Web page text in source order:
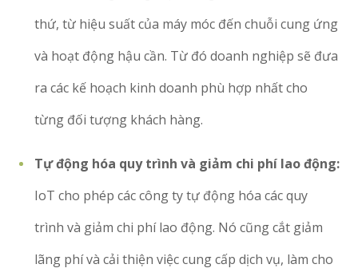
thứ, từ hiệu suất của máy móc đến chuỗi cung ứng
và hoạt động hậu cần. Từ đó doanh nghiệp sẽ đưa
ra các kế hoạch kinh doanh phù hợp nhất cho
từng đối tượng khách hàng.
Tự động hóa quy trình và giảm chi phí lao động:
IoT cho phép các công ty tự động hóa các quy
trình và giảm chi phí lao động. Nó cũng cắt giảm
lãng phí và cải thiện việc cung cấp dịch vụ, làm cho